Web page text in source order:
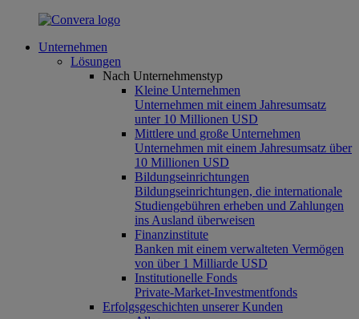
Unternehmen
Lösungen
Nach Unternehmenstyp
Kleine Unternehmen
Unternehmen mit einem Jahresumsatz
unter 10 Millionen USD
Mittlere und große Unternehmen
Unternehmen mit einem Jahresumsatz über
10 Millionen USD
Bildungseinrichtungen
Bildungseinrichtungen, die internationale
Studiengebühren erheben und Zahlungen
ins Ausland überweisen
Finanzinstitute
Banken mit einem verwalteten Vermögen
von über 1 Milliarde USD
Institutionelle Fonds
Private-Market-Investmentfonds
Erfolgsgeschichten unserer Kunden